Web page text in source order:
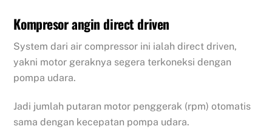
Kompresor angin direct driven
System dari air compressor ini ialah direct driven,
yakni motor geraknya segera terkoneksi dengan
pompa udara.
Jadi jumlah putaran motor penggerak (rpm) otomatis
sama dengan kecepatan pompa udara.